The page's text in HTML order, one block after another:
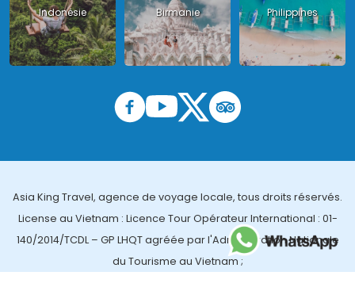
Indonésie Birmanie Philippines
Asia King Travel, agence de voyage locale, tous droits réservés.
License au Vietnam : Licence Tour Opérateur International : 01-
140/2014/TCDL – GP LHQT agréée par l'Administration Nationale
du Tourisme au Vietnam ;